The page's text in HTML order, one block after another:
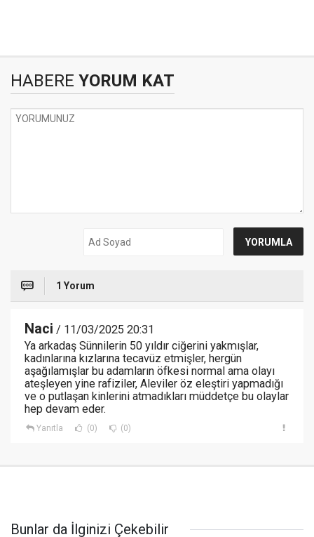
HABERE YORUM KAT
1 Yorum
Naci / 11/03/2025 20:31
Ya arkadaş Sünnilerin 50 yıldır ciğerini yakmışlar,
kadınlarına kızlarına tecavüz etmişler, hergün
aşağılamışlar bu adamların öfkesi normal ama olayı
ateşleyen yine rafiziler, Aleviler öz eleştiri yapmadığı
ve o putlaşan kinlerini atmadıkları müddetçe bu olaylar
hep devam eder.
Yanıtla (0) (0)
Bunlar da İlginizi Çekebilir